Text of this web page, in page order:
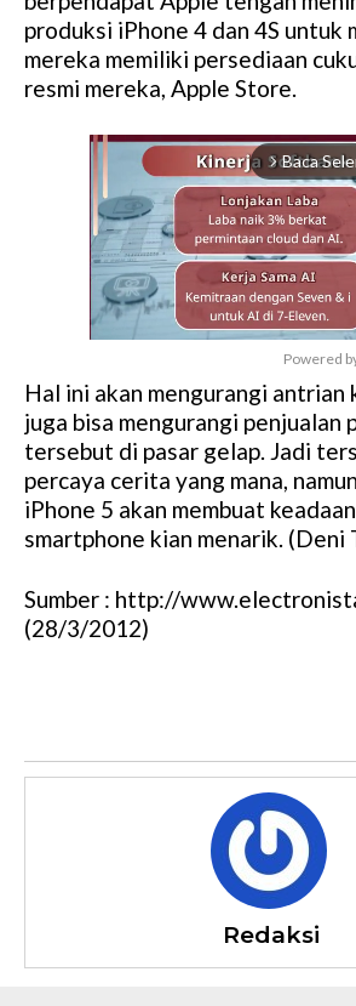
produksi iPhone 4 dan 4S untuk
mereka memiliki persediaan
resmi mereka, Apple Store.
arrow_forward_ios Baca
Powered
Hal ini akan mengurangi antrian
juga bisa mengurangi penjualan
tersebut di pasar gelap. Jadi
percaya cerita yang mana,
iPhone 5 akan membuat
smartphone kian menarik. (Deni
Sumber : http://
(28/3/2012)
Redaksi